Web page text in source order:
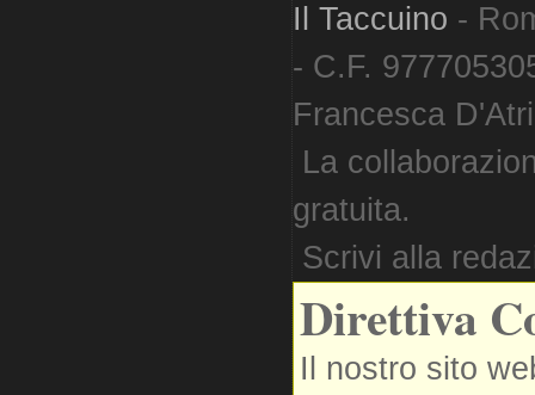
Il Taccuino -
- C.F.
Francesca
La
gratuita.
Scrivi alla
Direttiva
Il nostro sito